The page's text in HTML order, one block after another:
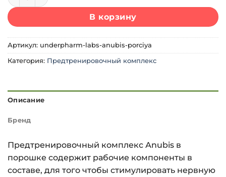
В корзину
Артикул: underpharm-labs-anubis-porciya
Категория: Предтренировочный комплекс
Описание
Бренд
Предтренировочный комплекс Аnubis в
порошке содержит рабочие компоненты в
составе, для того чтобы стимулировать нервную